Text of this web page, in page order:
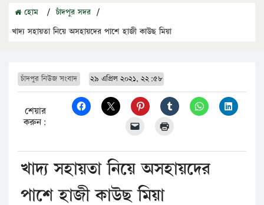
হোম / চাঁদপুর সদর /
খাদ্য সহায়তা নিয়ে অসহায়দের পাশে হাজী কাউছ মিয়া
চাঁদপুর নিউজ সংবাদ ২৯ এপ্রিল ২০২১, ২২:৫৮
শেয়ার
করুন:
খাদ্য সহায়তা নিয়ে অসহায়দের
পাশে হাজী কাউছ মিয়া